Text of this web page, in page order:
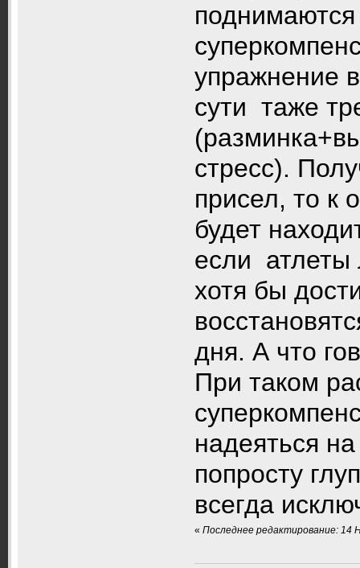
упражнение
сути таже
стресс).
присел, то к
будет
если атлеты
хотя бы
дня. А что
При таком
надеяться
попросту
всегда
« Последнее редактирование: 14